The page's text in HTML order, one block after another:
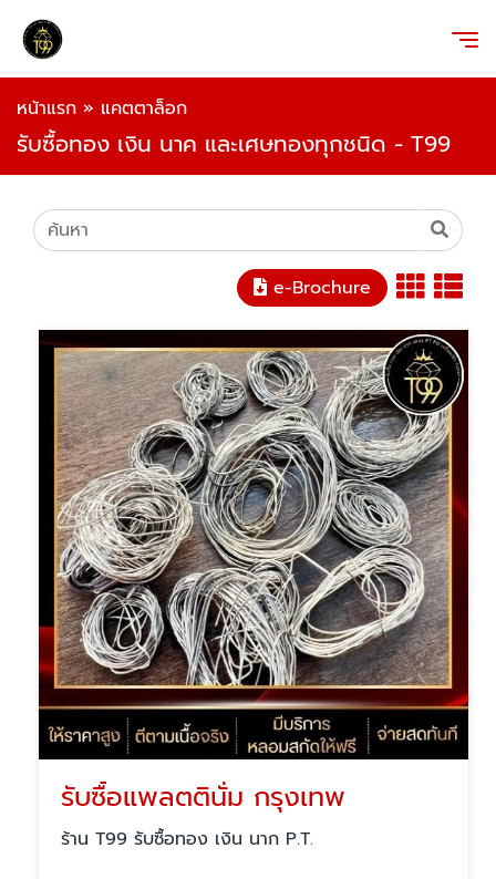
หน้าแรก » แคตตาล็อก
รับซื้อทอง เงิน นาค และเศษทองทุกชนิด - T99
e-Brochure
รับซื้อแพลตตินั่ม กรุงเทพ
ร้าน T99 รับซื้อทอง เงิน นาก P.T.